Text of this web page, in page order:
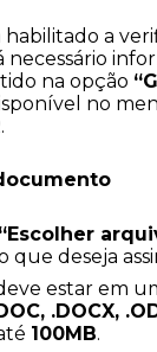
habilitado a
necessário
na opção
no
“Escolher
deseja
estar em
.DOCX,
100MB.